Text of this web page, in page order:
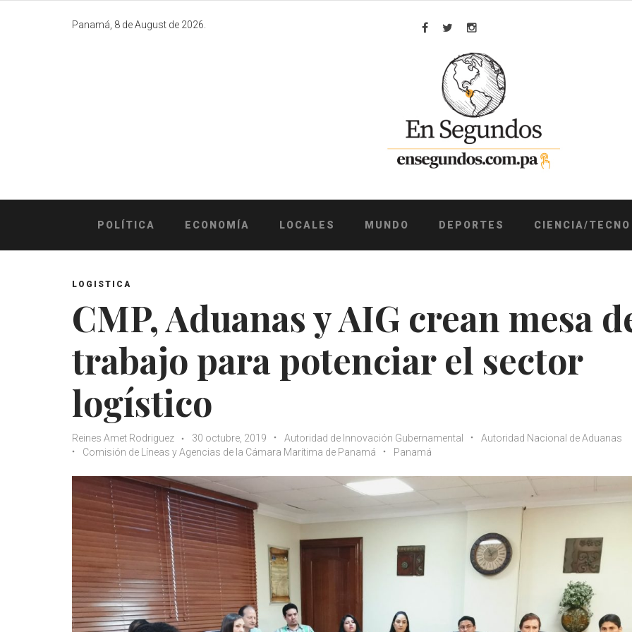
Panamá, 8 de August de 2026.
Facebook
TwitterInstagram
POLÍTICA ECONOMÍA LOCALES MUNDO DEPORTES CIENCIA/TECNO
LOGISTICA
CMP, Aduanas y AIG crean mesa
trabajo para potenciar el sector
logístico
Reines Amet Rodriguez 30 octubre, 2019 Autoridad de Innovación Gubernamental
Autoridad Nacional de Aduanas
Comisión de Líneas y Agencias de la Cámara Marítima de Panamá
Panamá